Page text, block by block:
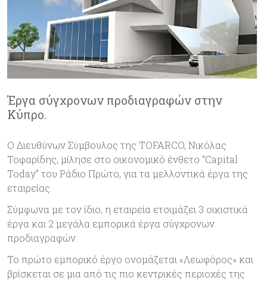
Έργα σύγχρονων προδιαγραφών στην
Κύπρο.
Ο Διευθύνων Σύμβουλος της TOFARCO, Νικόλας
Τοφαρίδης, μίλησε στο οικονομικό ένθετο “Capital
Today” του Ράδιο Πρώτο, για τα μελλοντικά έργα της
εταιρείας.
Σύμφωνα με τον ίδιο, η εταιρεία ετοιμάζει 3 οικιστικά
έργα και 2 μεγάλα εμπορικά έργα σύγχρονων
προδιαγραφών.
Το πρώτο εμπορικό έργο ονομάζεται «Λεωφόρος» και
βρίσκεται σε μια από τις πιο κεντρικές περιοχές της